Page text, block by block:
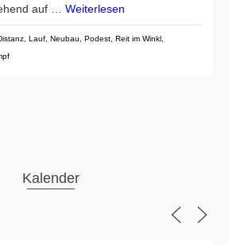
auf … Weiterlesen
Lauf Neubau Podest Reit im Winkl
Kalender